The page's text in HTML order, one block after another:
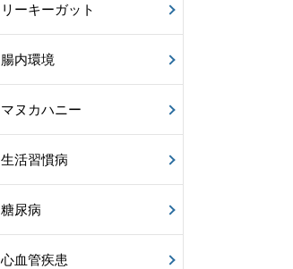
リーキーガット
腸内環境
マヌカハニー
生活習慣病
糖尿病
心血管疾患